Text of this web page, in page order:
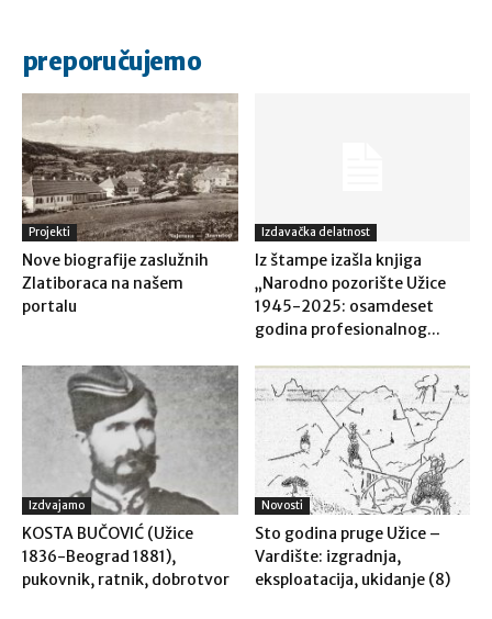
preporučujemo
Projekti
Nove biografije zaslužnih
Zlatiboraca na našem
portalu
Izdavačka delatnost
Iz štampe izašla knjiga
„Narodno pozorište Užice
1945-2025: osamdeset
godina profesionalnog...
Izdvajamo
KOSTA BUČOVIĆ (Užice
1836-Beograd 1881),
pukovnik, ratnik, dobrotvor
Novosti
Sto godina pruge Užice –
Vardište: izgradnja,
eksploatacija, ukidanje (8)